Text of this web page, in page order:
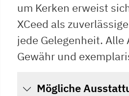
um Kerken erweist
XCeed als
jede Gelegenheit. Alle
Gewähr und
Mögliche